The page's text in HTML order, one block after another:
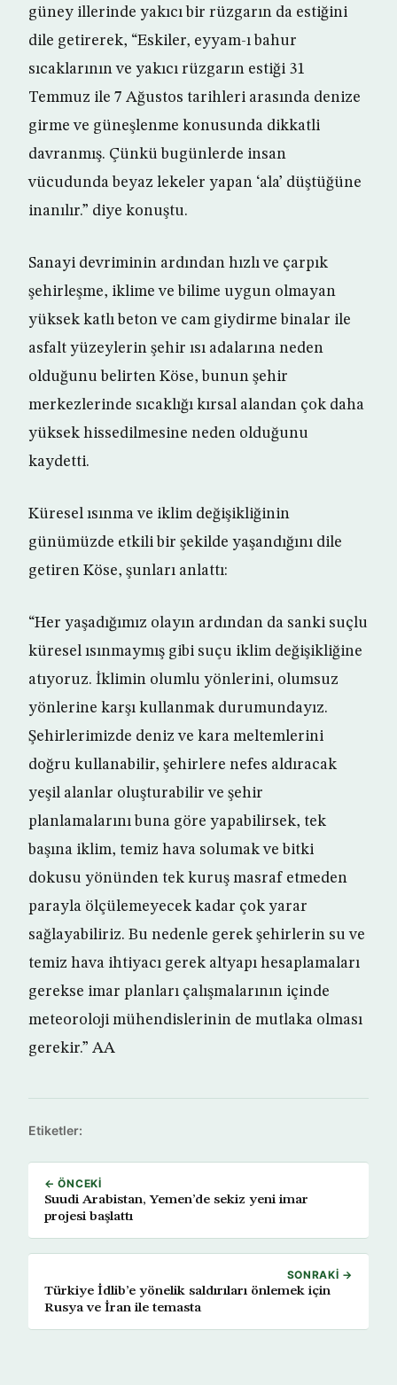
güney illerinde yakıcı bir rüzgarın da estiğini
dile getirerek, “Eskiler, eyyam-ı bahur
sıcaklarının ve yakıcı rüzgarın estiği 31
Temmuz ile 7 Ağustos tarihleri arasında denize
girme ve güneşlenme konusunda dikkatli
davranmış. Çünkü bugünlerde insan
vücudunda beyaz lekeler yapan ‘ala’ düştüğüne
inanılır.” diye konuştu.
Sanayi devriminin ardından hızlı ve çarpık
şehirleşme, iklime ve bilime uygun olmayan
yüksek katlı beton ve cam giydirme binalar ile
asfalt yüzeylerin şehir ısı adalarına neden
olduğunu belirten Köse, bunun şehir
merkezlerinde sıcaklığı kırsal alandan çok daha
yüksek hissedilmesine neden olduğunu
kaydetti.
Küresel ısınma ve iklim değişikliğinin
günümüzde etkili bir şekilde yaşandığını dile
getiren Köse, şunları anlattı:
“Her yaşadığımız olayın ardından da sanki suçlu
küresel ısınmaymış gibi suçu iklim değişikliğine
atıyoruz. İklimin olumlu yönlerini, olumsuz
yönlerine karşı kullanmak durumundayız.
Şehirlerimizde deniz ve kara meltemlerini
doğru kullanabilir, şehirlere nefes aldıracak
yeşil alanlar oluşturabilir ve şehir
planlamalarını buna göre yapabilirsek, tek
başına iklim, temiz hava solumak ve bitki
dokusu yönünden tek kuruş masraf etmeden
parayla ölçülemeyecek kadar çok yarar
sağlayabiliriz. Bu nedenle gerek şehirlerin su ve
temiz hava ihtiyacı gerek altyapı hesaplamaları
gerekse imar planları çalışmalarının içinde
meteoroloji mühendislerinin de mutlaka olması
gerekir.” AA
Etiketler:
← ÖNCEKI
Suudi Arabistan, Yemen’de sekiz yeni imar
projesi başlattı
SONRAKI →
Türkiye İdlib’e yönelik saldırıları önlemek için
Rusya ve İran ile temasta